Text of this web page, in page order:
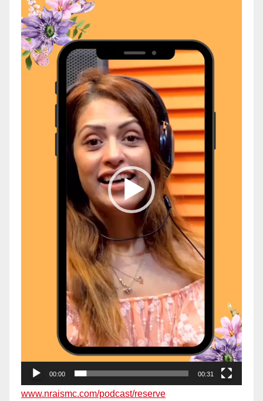
Video
Player
00:00 00:31
www.nraismc.com/podcast/reserve